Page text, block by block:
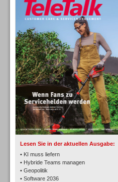
Lesen Sie in der aktuellen Ausgabe:
• KI muss liefern
• Hybride Teams managen
• Geopolitik
• Software 2036
TK- und ACD-Systeme
Workforce-Management